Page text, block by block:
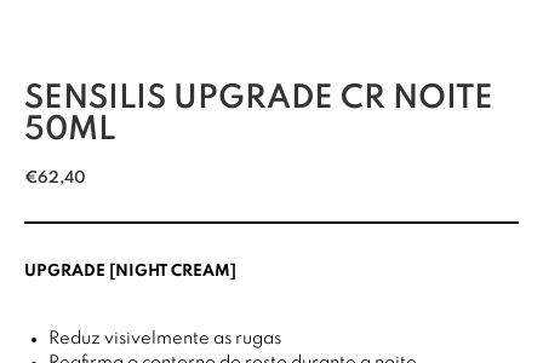
SENSILIS UPGRADE CR NOITE
50ML
€62,40
UPGRADE [NIGHT CREAM]
Reduz visivelmente as rugas